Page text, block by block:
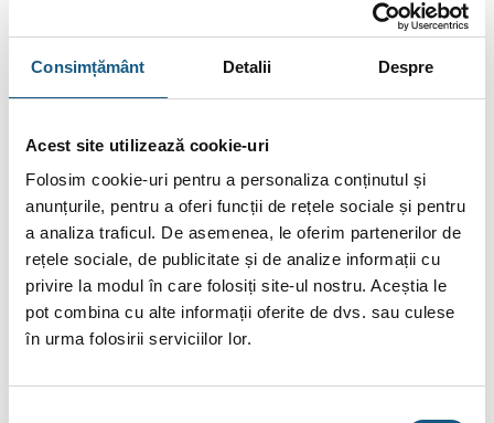
Consimțământ Detalii Despre
Acest site utilizează cookie-uri
Folosim cookie-uri pentru a personaliza conținutul și
anunțurile, pentru a oferi funcții de rețele sociale și pentru
a analiza traficul. De asemenea, le oferim partenerilor de
rețele sociale, de publicitate și de analize informații cu
privire la modul în care folosiți site-ul nostru. Aceștia le
pot combina cu alte informații oferite de dvs. sau culese
în urma folosirii serviciilor lor.
Citește Mai Mult.
Citește toate recenziile.
DESCRIERE
INFORMAȚII SUPLIMENTARE